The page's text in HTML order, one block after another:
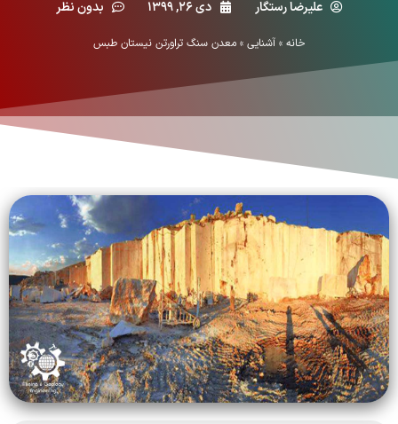
علیرضا رستگار دی ۲۶, ۱۳۹۹ بدون نظر
خانه» آشنایی» معدن سنگ تراورتن نیستان طبس